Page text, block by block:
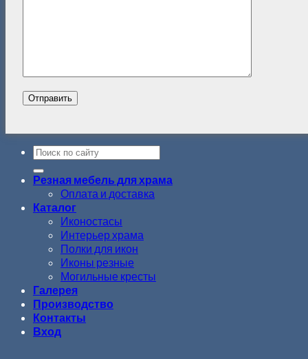
Резная мебель для храма
Оплата и доставка
Каталог
Иконостасы
Интерьер храма
Полки для икон
Иконы резные
Могильные кресты
Галерея
Производство
Контакты
Вход